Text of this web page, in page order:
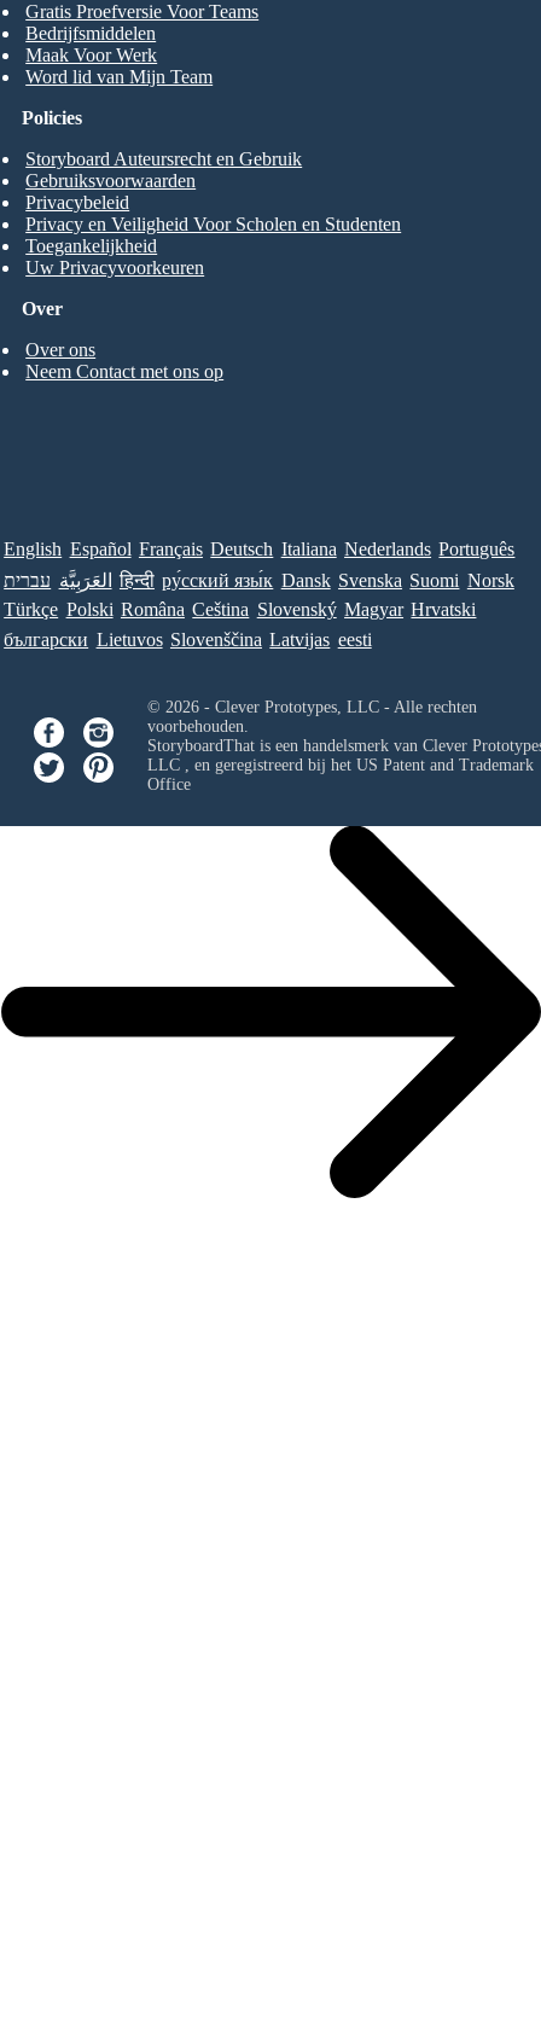
Gratis Proefversie Voor Teams
Bedrijfsmiddelen
Maak Voor Werk
Word lid van Mijn Team
Over
Over ons
Neem Contact met ons op
Policies
Storyboard Auteursrecht en Gebruik
Gebruiksvoorwaarden
Privacybeleid
Privacy en Veiligheid Voor Scholen en Studenten
Toegankelijkheid
Uw Privacyvoorkeuren
English Español Français Deutsch Italiana Nederlands Português
עברית العَرَبِيَّة हिन्दी ру́сский язы́к Dansk Svenska Suomi Norsk
Türkçe Polski Româna Ceština Slovenský Magyar Hrvatski
български Lietuvos Slovenščina Latvijas eesti
© 2026 - Clever Prototypes, LLC - Alle rechten
voorbehouden.
StoryboardThat is een handelsmerk van Clever
LLC, en geregistreerd bij het US Patent and Trademark
Office